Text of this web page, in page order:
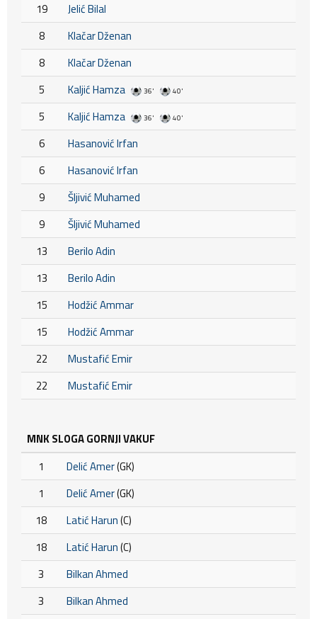
19
Jelić Bilal
8
Klačar Dženan
8
Klačar Dženan
5
Kaljić Hamza 36' 40'
5 Kaljić Hamza 36' 40'
6
Hasanović Irfan
6
Hasanović Irfan
9
Šljivić Muhamed
9
Šljivić Muhamed
13
Berilo Adin
13
Berilo Adin
15
Hodžić Ammar
15
Hodžić Ammar
22
Mustafić Emir
22
Mustafić Emir
MNK SLOGA GORNJI VAKUF
1
Delić Amer(GK)
1
Delić Amer(GK)
18
Latić Harun(C)
18
Latić Harun(C)
3
Bilkan Ahmed
3
Bilkan Ahmed